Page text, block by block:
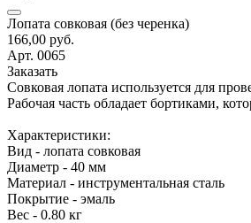
Лопата совковая (без черенка)
166,00 руб.
Арт. 0065
Заказать
Совковая лопата используется для
Рабочая часть обладает бортиками,
Характеристики:
Вид - лопата совковая
Диаметр - 40 мм
Материал - инструментальная сталь
Покрытие - эмаль
Вес - 0.80 кг